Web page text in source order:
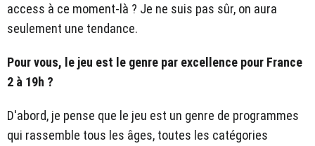
access à ce moment-là ? Je ne suis pas sûr, on aura
seulement une tendance.
Pour vous, le jeu est le genre par excellence pour France
2 à 19h ?
D'abord, je pense que le jeu est un genre de programmes
qui rassemble tous les âges, toutes les catégories